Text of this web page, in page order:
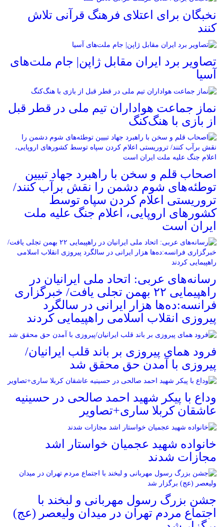
نخبگان برای اعتلای فرهنگ قرآنی تلاش
کنند
تصاویر برد ایران مقابل ژاپن| جام ملت‌های
آسیا
نماز جماعت هواداران تیم ملی در قطر قبل
از بازی با هنگ‌کنگ
اصحاب قلم و سخن با راهبرد جهاد تبیین
توطئه‌های شوم دشمن را نقش برآب کنند/
تروریستی اعلام کردن سپاه توسط
کشورهای اروپایی، اعلام جنگ علیه ملت
ایران است
رسانه‌های عربی: اتحاد ملی ایرانیان در
راهپیمایی ۲۲ بهمن تجلی یافت/ خبرگزاری
فرانسه:ده‌ها هزار ایرانی در سالگرد
پیروزی انقلاب اسلامی راهپیمایی کردند
فرود همای پیروزی بر باند قلب ایرانیان/
پیروزی با آمدن حق محقق شد
وداع با پیکر شهید احمد صالحی‌ در حسینیه
عاشقان کربلا ساری+تصاویر
خانواده شهید عجمیان خواستار اشد
مجازات شدند
جشن بزرگ رسول مهربانی و لبخند با
اجتماع مردم تهران در میدان ولیعصر (عج)